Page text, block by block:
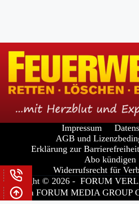
Impressum
AGB und
Erklärung zur Barrierefreiheit
Abo kündigen
Widerrufsrecht für
Copyright © 2026 - FORUM
GMBH
aFORUM MEDIA GROUP